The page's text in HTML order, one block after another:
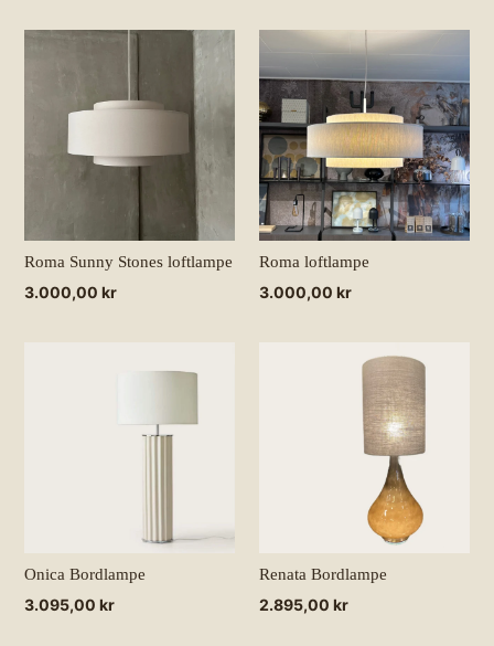
Roma Sunny Stones loftlampe
Normalpris
3.000,00 kr
Roma loftlampe
Normalpris
3.000,00 kr
Onica Bordlampe
Normalpris
3.095,00 kr
Renata Bordlampe
Normalpris
2.895,00 kr